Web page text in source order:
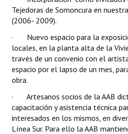
Tejedoras de Somoncura en
(2006- 2009).
· Nuevo espacio para la
locales, en la planta alta de la
través de un convenio con el
espacio por el lapso de un mes,
obra.
· Artesanos socios de la AAB
capacitación y asistencia técnica
interesados en los mismos, en
Línea Sur. Para ello la AAB